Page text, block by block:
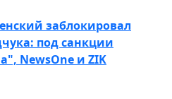
заблокировал
под санкции
NewsOne и ZIK